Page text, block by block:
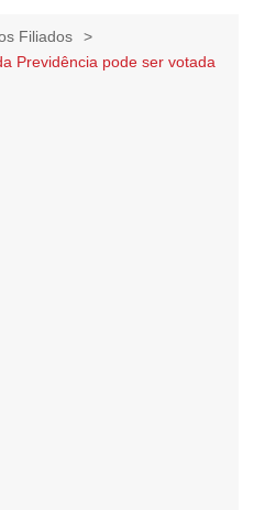
Filiados
Previdência pode ser votada